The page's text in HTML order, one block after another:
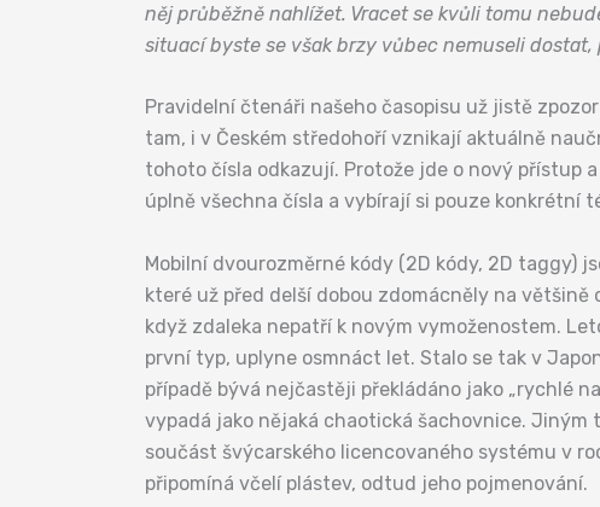
něj průběžně nahlížet. Vracet se kvůli tomu
situací byste se však brzy vůbec nemuseli
Pravidelní čtenáři našeho časopisu už jistě
tam, i v Českém středohoří vznikají aktuálně
tohoto čísla odkazují. Protože jde o nový přístup
úplně všechna čísla a vybírají si pouze konkrétní
Mobilní dvourozměrné kódy (2D kódy, 2D taggy)
které už před delší dobou zdomácněly na
když zdaleka nepatří k novým vymoženostem.
první typ, uplyne osmnáct let. Stalo se tak v
případě bývá nejčastěji překládáno jako „rychlé
vypadá jako nějaká chaotická šachovnice. Jiným
součást švýcarského licencovaného systému v
připomíná včelí plástev, odtud jeho pojmenování.